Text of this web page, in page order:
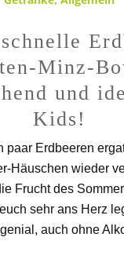
Minz-
und
Kids!
paar Erdbeeren
Häuschen wieder
Frucht des
sehr ans Herz
auch ohne